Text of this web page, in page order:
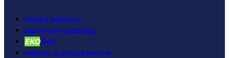
Potlač balónov
Balónové výzdoby
EKOSME
Hélium a príslušenstvo